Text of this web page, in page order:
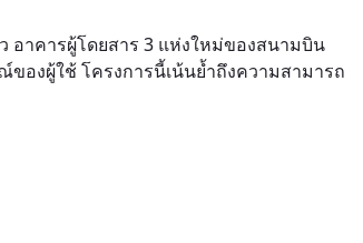
อาคารผู้โดยสาร 3 แห่งใหม่ของสนามบิน
องผู้ใช้ โครงการนี้เน้นย้ำถึงความสามารถ